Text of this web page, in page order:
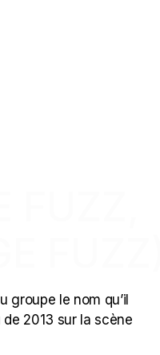
groupe le nom qu’il
2013 sur la scène